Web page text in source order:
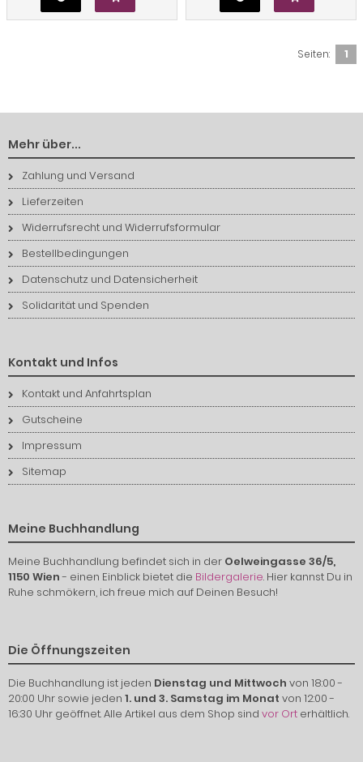
Seiten: 1
Mehr über...
Zahlung und Versand
Lieferzeiten
Widerrufsrecht und Widerrufsformular
Bestellbedingungen
Datenschutz und Datensicherheit
Solidarität und Spenden
Kontakt und Infos
Kontakt und Anfahrtsplan
Gutscheine
Impressum
Sitemap
Meine Buchhandlung
Meine Buchhandlung befindet sich in der Oelweingasse 36/5,
1150 Wien- einen Einblick bietet die Bildergalerie. Hier kannst Du in
Ruhe schmökern, ich freue mich auf Deinen Besuch!
Die Öffnungszeiten
Die Buchhandlung ist jeden Dienstag und Mittwoch von 18:00 -
20:00 Uhr sowie jeden 1. und 3. Samstag im Monat von 12:00 -
16:30 Uhr geöffnet. Alle Artikel aus dem Shop sind vor Ort erhältlich.